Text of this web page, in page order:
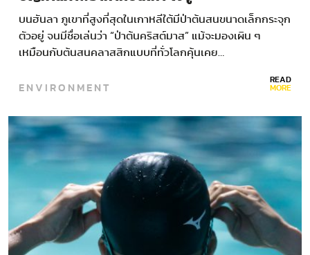
บนฮันลา ภูเขาที่สูงที่สุดในเกาหลีใต้มีป่าต้นสนขนาดเล็กกระจุก
ตัวอยู่ จนมีชื่อเล่นว่า “ป่าต้นคริสต์มาส” แม้จะมองเผิน ๆ
เหมือนกับต้นสนคลาสสิกแบบที่ทั่วโลกคุ้นเคย…
ENVIRONMENT READ
MORE